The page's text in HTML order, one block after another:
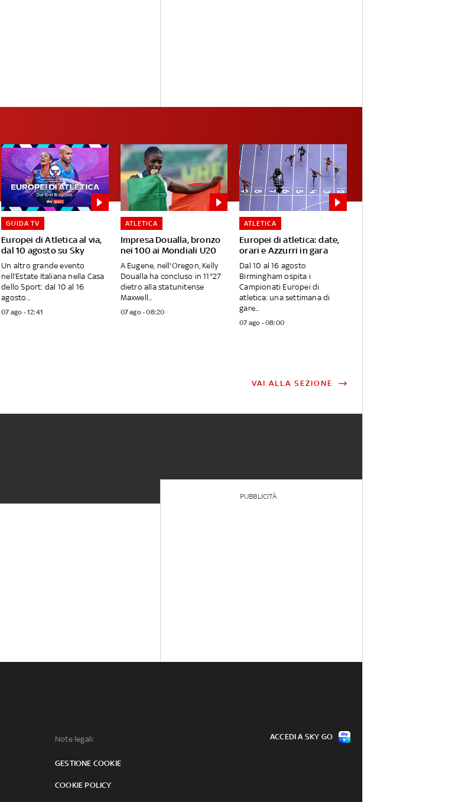
Europei di Atletica al via,
dal 10 agosto su Sky
GUIDA TV
Un altro grande evento
nell’Estate Italiana nella Casa
dello Sport: dal 10 al 16
agosto...
07 ago - 12:41
Impresa Doualla, bronzo
nei 100 ai Mondiali U20
ATLETICA
A Eugene, nell'Oregon, Kelly
Doualla ha concluso in 11"27
dietro alla statunitense
Maxwell...
07 ago - 08:20
Europei di atletica: date,
orari e Azzurri in gara
ATLETICA
Dal 10 al 16 agosto
Birmingham ospita i
Campionati Europei di
atletica: una settimana di
gare...
07 ago - 08:00
VAI ALLA SEZIONE
PUBBLICITÀ
Note legali:
GESTIONE COOKIE
COOKIE POLICY
ACCEDI A SKY GO